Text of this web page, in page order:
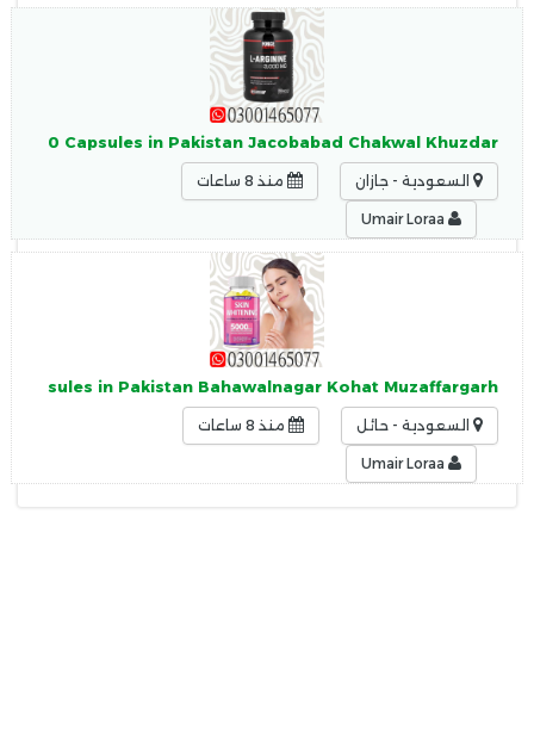
150 Capsules in Pakistan Jacobabad Chakwal Khuzdar
السعودية - جازان منذ 8 ساعات
Capsules in Pakistan Bahawalnagar Kohat Muzaffargarh
السعودية - حائل منذ 8 ساعات